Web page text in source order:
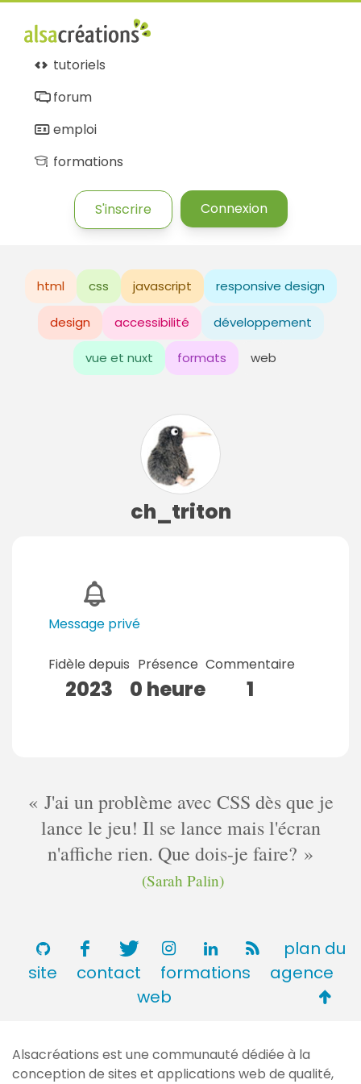
tutoriels
forum
emploi
formations
S'inscrire Connexion
html css javascript responsive design
design accessibilité développement
vue et nuxt formats web
ch_triton
Message privé
Fidèle depuis
2023
Présence
0 heure
Commentaire
1
J'ai un problème avec CSS dès que je
lance le jeu! Il se lance mais l'écran
n'affiche rien. Que dois-je faire?
(Sarah Palin)
plan du
site
contact formations
agence
web
de
Alsacréations est une communauté dédiée à la
conception de sites et applications web de qualité,